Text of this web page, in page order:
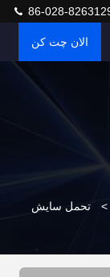
86-028-
الان چت کن
> تحمل سایش